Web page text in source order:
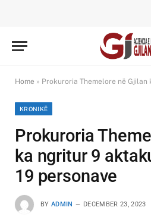
Home » Prokuroria Themelore në Gjilan ka
KRONIKË
Prokuroria
ka ngritur 9
19 personave
BY ADMIN DECEMBER 23, 2023